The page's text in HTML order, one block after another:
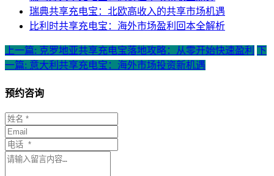
瑞典共享充电宝：北欧高收入的共享市场机遇
比利时共享充电宝：海外市场盈利回本全解析
上一篇: 克罗地亚共享充电宝落地攻略：从零开始快速盈利 下
一篇: 意大利共享充电宝：海外市场投资新机遇
预约咨询